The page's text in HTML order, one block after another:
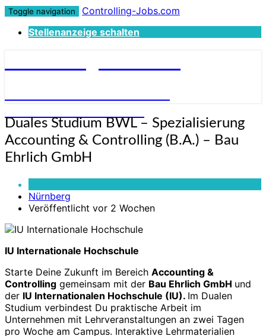
Toggle navigation
Controlling-Jobs.com
Stellenanzeige schalten
Duales
Studium
BWL
–
Accounting
Controlling
–
Ehrlich
Duales Studium BWL – Spezialisierung
Accounting & Controlling (B.A.) – Bau
Ehrlich GmbH
Nürnberg
Veröffentlicht vor 2 Wochen
IU Internationale Hochschule
Starte Deine Zukunft im Bereich Accounting &
Controlling gemeinsam mit der Bau Ehrlich GmbH und
der IU Internationalen Hochschule (IU). Im Dualen
Studium verbindest Du praktische Arbeit im
Unternehmen mit Lehrveranstaltungen an zwei Tagen
pro Woche am Campus. Interaktive Lehrmaterialien